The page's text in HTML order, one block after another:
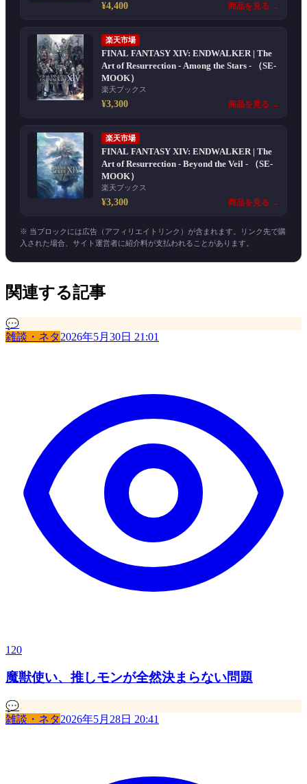
¥4,400 商品を見る →
楽天市場
FINAL FANTASY XIV: ENDWALKER | The
Art of Resurrection - Among the Stars - （SE-
MOOK）
楽天ブックス
¥3,300 商品を見る →
楽天市場
FINAL FANTASY XIV: ENDWALKER | The
Art of Resurrection - Beyond the Veil - （SE-
MOOK）
楽天ブックス
¥3,300 商品を見る →
※ 当ブロックには広告（アフィリエイトリンク）が含まれます。リンク先で購
入された場合、サイト運営者に紹介料が支払われることがあります。
関連する記事
💬
雑談・ネタ2026年5月30日 21:01
120
魔獣使い、推しモンが全然決まらない問題
💬
雑談・ネタ2026年5月28日 20:41